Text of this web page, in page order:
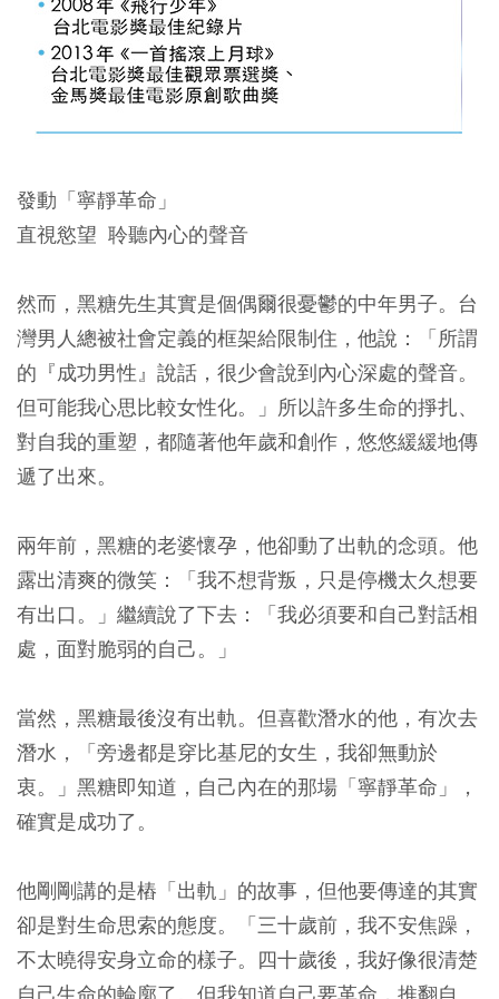
發動「寧靜革命」
直視慾望 聆聽內心的聲音
然而，黑糖先生其實是個偶爾很憂鬱的中年男子。台
灣男人總被社會定義的框架給限制住，他說：「所謂
的『成功男性』說話，很少會說到內心深處的聲音。
但可能我心思比較女性化。」所以許多生命的掙扎、
對自我的重塑，都隨著他年歲和創作，悠悠緩緩地傳
遞了出來。
兩年前，黑糖的老婆懷孕，他卻動了出軌的念頭。他
露出清爽的微笑：「我不想背叛，只是停機太久想要
有出口。」繼續說了下去：「我必須要和自己對話相
處，面對脆弱的自己。」
當然，黑糖最後沒有出軌。但喜歡潛水的他，有次去
潛水，「旁邊都是穿比基尼的女生，我卻無動於
衷。」黑糖即知道，自己內在的那場「寧靜革命」，
確實是成功了。
他剛剛講的是樁「出軌」的故事，但他要傳達的其實
卻是對生命思索的態度。「三十歲前，我不安焦躁，
不太曉得安身立命的樣子。四十歲後，我好像很清楚